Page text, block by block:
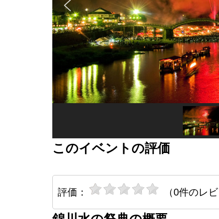
このイベントの評価
評価： （0件のレ